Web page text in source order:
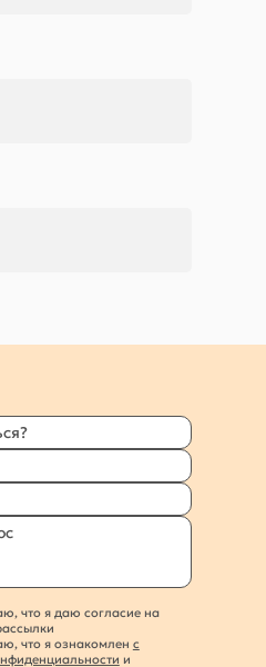
что я даю согласие на
что я ознакомлен с
и